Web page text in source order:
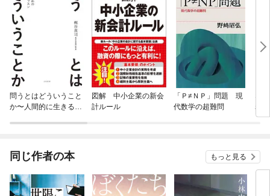
問うとはどういうこと
か〜人間的に生きるた
図解 中小企業の新会
計ルール
「Ｐ≠ＮＰ」問題 現
代数学の超難問
な
岩
同じ作者の本 もっと見る